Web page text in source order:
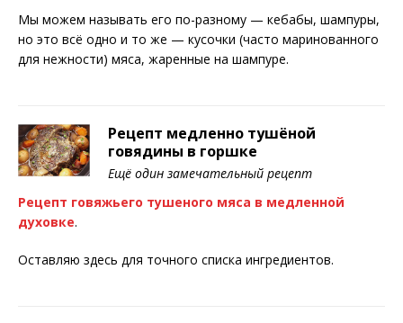
Мы можем называть его по-разному — кебабы, шампуры,
но это всё одно и то же — кусочки (часто маринованного
для нежности) мяса, жаренные на шампуре.
Рецепт медленно тушёной
говядины в горшке
Ещё один замечательный рецепт
Рецепт говяжьего тушеного мяса в медленной
духовке.
Оставляю здесь для точного списка ингредиентов.